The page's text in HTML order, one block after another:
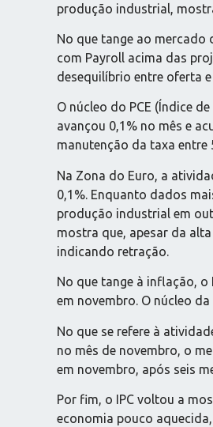
produção industrial,
No que tange ao mercado
com Payroll acima das
desequilíbrio entre oferta
O núcleo do PCE (Índice
avançou 0,1% no mês e
manutenção da taxa entre
Na Zona do Euro, a
0,1%. Enquanto dados
produção industrial em
mostra que, apesar da
indicando retração.
No que tange à inflação, o
em novembro. O núcleo
No que se refere à
no mês de novembro, o
em novembro, após seis
Por fim, o IPC voltou a
economia pouco